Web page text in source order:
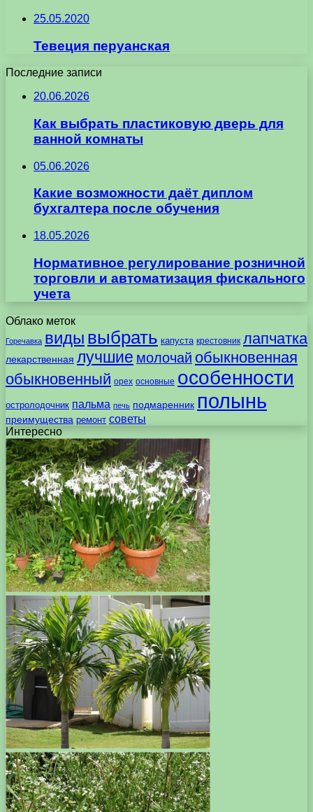
25.05.2020
Тевеция перуанская
Последние записи
20.06.2026
Как выбрать пластиковую дверь для
ванной комнаты
05.06.2026
Какие возможности даёт диплом
бухгалтера после обучения
18.05.2026
Нормативное регулирование розничной
торговли и автоматизация фискального
учета
Облако меток
Горечавка виды выбрать капуста крестовник лапчатка
лекарственная лучшие молочай обыкновенная
обыкновенный орех основные особенности
остролодочник пальма печь подмаренник полынь
преимущества ремонт советы
Интересно